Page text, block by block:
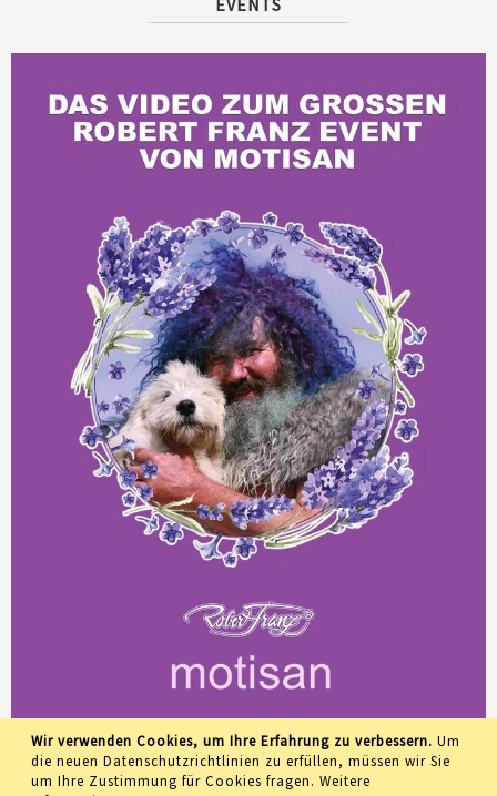
Wir verwenden Cookies, um Ihre Erfahrung zu verbessern. Um
die neuen Datenschutzrichtlinien zu erfüllen, müssen wir Sie
um Ihre Zustimmung für Cookies fragen. Weitere